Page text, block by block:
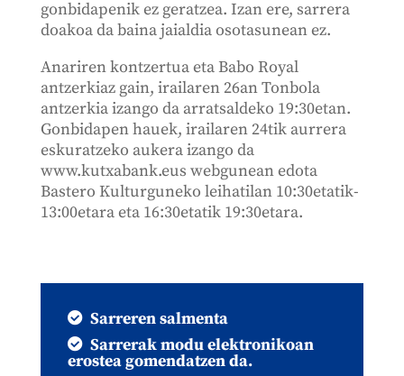
gonbidapenik ez geratzea. Izan ere, sarrera
doakoa da baina jaialdia osotasunean ez.
Anariren kontzertua eta Babo Royal
antzerkiaz gain, irailaren 26an Tonbola
antzerkia izango da arratsaldeko 19:30etan.
Gonbidapen hauek, irailaren 24tik aurrera
eskuratzeko aukera izango da
www.kutxabank.eus webgunean edota
Bastero Kulturguneko leihatilan 10:30etatik-
13:00etara eta 16:30etatik 19:30etara.
Sarreren salmenta
Sarrerak modu elektronikoan
erostea gomendatzen da.